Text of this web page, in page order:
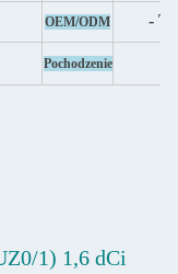
OEM/ODM -
Pochodzenie
1) 1,6 dCi